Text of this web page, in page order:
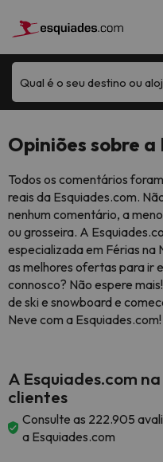
Qual é o seu destino ou
Opiniões sobre a
Todos os comentários
reais da Esquiades.com.
nenhum comentário, a
ou grosseira. A
especializada em Férias
as melhores ofertas para ir
connosco? Não espere
de ski e snowboard e
Neve com a Esquiades.com!
A Esquiades.com
clientes
Consulte as 222.905
a Esquiades.com